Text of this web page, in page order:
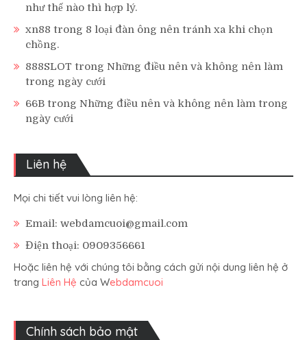
như thế nào thì hợp lý.
xn88 trong 8 loại đàn ông nên tránh xa khi chọn
chồng.
888SLOT trong Những điều nên và không nên làm
trong ngày cưới
66B trong Những điều nên và không nên làm trong
ngày cưới
Liên hệ
Mọi chi tiết vui lòng liên hệ:
Email: webdamcuoi@gmail.com
Điện thoại: 0909356661
Hoặc liên hệ với chúng tôi bằng cách gửi nội dung liên hệ ở
trang Liên Hệ của Webdamcuoi
Chính sách bảo mật